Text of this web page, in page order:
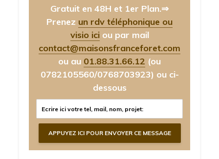
Gratuit en 48H et 1er Plan.⇒
Prenez un rdv téléphonique ou
visio iciou par mail
contact@maisonsfranceforet.com
ou au 01.88.31.66.12 (ou
0782105560/0768703923) ou ci-
dessous